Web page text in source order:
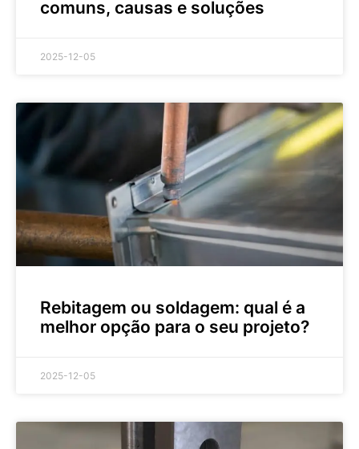
comuns, causas e soluções
2025-12-05
Rebitagem ou soldagem: qual é a
melhor opção para o seu projeto?
2025-12-05